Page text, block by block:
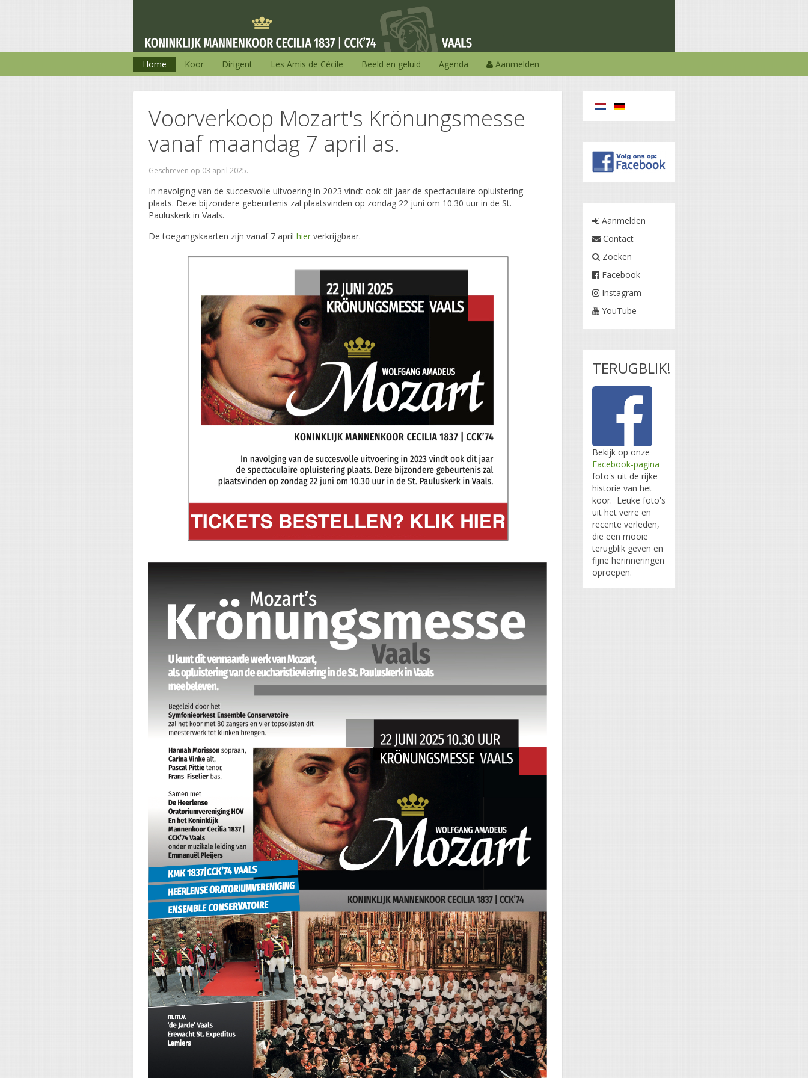
Home Koor Dirigent Les Amis de Cècile Beeld en geluid Agenda Aanmelden
Voorverkoop Mozart's Krönungsmesse
vanaf maandag 7 april as.
Geschreven op 03 april 2025.
In navolging van de succesvolle uitvoering in 2023 vindt ook dit jaar de spectaculaire opluistering
plaats. Deze bijzondere gebeurtenis zal plaatsvinden op zondag 22 juni om 10.30 uur in de St.
Pauluskerk in Vaals.
De toegangskaarten zijn vanaf 7 april hier verkrijgbaar.
Aanmelden
Contact
Zoeken
Facebook
Instagram
YouTube
TERUGBLIK!
Bekijk op onze
Facebook-pagina
foto's uit de rijke
historie van het
koor. Leuke foto's
uit het verre en
recente verleden,
die een mooie
terugblik geven en
fijne herinneringen
oproepen.